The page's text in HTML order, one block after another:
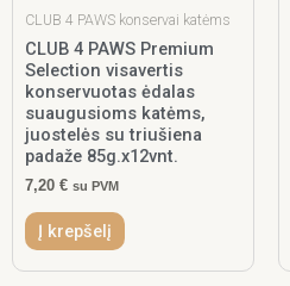
CLUB 4 PAWS konservai katėms
CLUB 4 PAWS Premium
Selection visavertis
konservuotas ėdalas
suaugusioms katėms,
juostelės su triušiena
padaže 85g.x12vnt.
7,20 € su PVM
Į krepšelį